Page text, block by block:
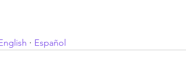
· Español